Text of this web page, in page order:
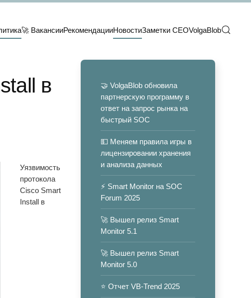
🚀 ВакансииРекомендацииНовостиЗаметки CEOVolgaBlob
в
Уязвимость
протокола
Cisco Smart
Install в
🤝 VolgaBlob обновила
партнерскую программу в
ответ на запрос рынка на
быстрый SOC
💵 Меняем правила игры в
лицензировании хранения
и анализа данных
⚡️ Smart Monitor на SOC
Forum 2025
🚀 Вышел релиз Smart
Monitor 5.1
🚀 Вышел релиз Smart
Monitor 5.0
⭐️ Отчет VB-Trend 2025